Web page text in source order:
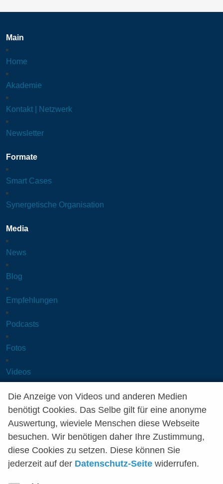
Die Anzeige von Videos und anderen Medien
benötigt Cookies. Das Selbe gilt für eine anonyme
Auswertung, wieviele Menschen diese Webseite
besuchen. Wir benötigen daher Ihre Zustimmung,
diese Cookies zu setzen. Diese können Sie
jederzeit auf der Datenschutz-Seite widerrufen.
Die Anzeige von Videos und anderen Medien
benötigt Cookies. Das Selbe gilt für eine anonyme
Auswertung, wieviele Menschen diese Webseite
besuchen. Wir benötigen daher Ihre Zustimmung,
diese Cookies zu setzen. Diese können Sie
jederzeit auf der Datenschutz-Seite widerrufen.
Main
Home
Akademie
Kontakt | Netzwerk
Newsletter
Formate
Smart Cases
Synergetische Organisation
Media
News
Blog
Empfehlungen
Podcasts
Fotos
Videos
Templates
æRessourcen
2Cycles